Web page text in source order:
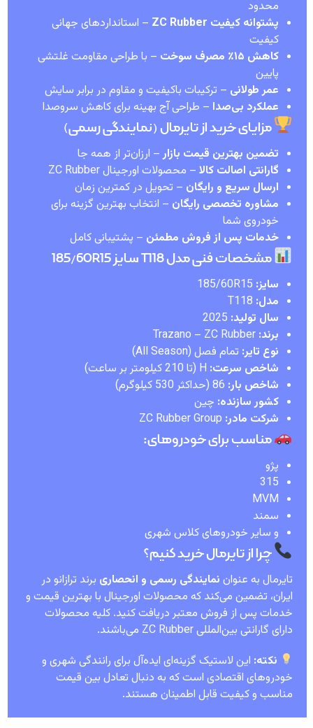
محدود
پشتوانه کیفیت ZC Rubber
– استانداردهای جهانی
کیفیت
کاهش ۱۵٪ مصرف سوخت
– با طراحی مقاومت غلتشی
پایین
عمر طولانی – ترکیبات باکیفیت و مقاوم در برابر سایش
عملکرد بی‌صدا – طراحی آج بهینه برای کاهش سروصدا
مزایای خرید از تایرمال (نمایندگی رسمی)
تضمین بهترین قیمت بازار– ارزان‌تر از همه جا
گارانتی اصالت کالا – محصولات اورجینال ZC Rubber
ارسال سریع و رایگان – تحویل در کمترین زمان
مشاوره تخصصی رایگان – انتخاب بهترین گزینه برای
خودروی شما
خدمات پس از فروش مطمئن – پشتیبانی کامل
مشخصات فنی مدل T118 سایز 185/60R15
سایز:
مدل:
سال تولید:
برند:
نوع تایر: تمام فصل (All Season)
شاخص سرعت:
شاخص بار:
کشور سازنده: چین
شرکت مادر:
مناسب برای خودروهای:
پژو
315
MVM
سمند
و سایر خودروهای کلاس شهری
چرا از تایرمال خرید کنیم؟
تایرمال به عنوان نمایندگی رسمی و انحصاری برند ترازانو در
ایران، تضمین می‌کند که محصولات اورجینال با بهترین قیمت و
خدمات پس از فروش معتبر دریافت کنید. کلیه محصولات
دارای گارانتی بین‌المللی ZC Rubber می‌باشند.
نکته: این لاستیک گزینه‌ای ایده‌آل برای رانندگی شهری و
خودروهای اقتصادی است که به دنبال تعادل بین قیمت
مناسب و کیفیت قابل اطمینان هستند.